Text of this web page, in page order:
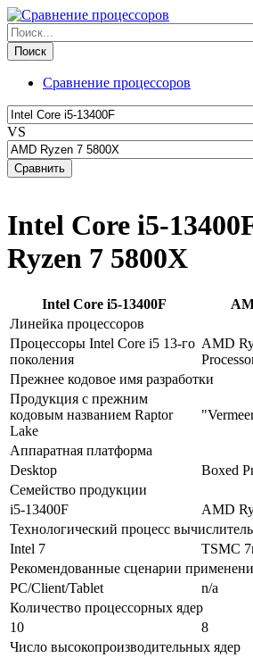
Сравнение процессоров
VS
Intel Core i5-
Ryzen 7 5800X
Intel Core i5-13400F
Линейка процессоров
Процессоры Intel Core i5 13-го
поколения
AMD
Прежнее кодовое имя разработки
Продукция с прежним
кодовым названием Raptor
Lake
Аппаратная платформа
Desktop
Boxed
Семейство продукции
i5-13400F
AMD
Технологический процесс
Intel 7
TSMC
Рекомендованные сценарии
PC/Client/Tablet
n/a
Количество процессорных ядер
10
8
Число высокопроизводительных ядер